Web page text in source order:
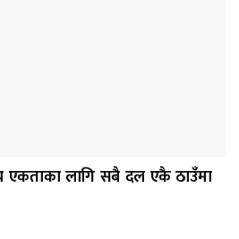
एकताका लागि सबै दल एकै ठाउँमा